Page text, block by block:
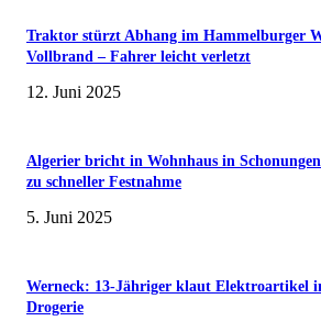
Traktor stürzt Abhang im Hammelburger
Vollbrand – Fahrer leicht verletzt
12. Juni 2025
Algerier bricht in Wohnhaus in
zu schneller Festnahme
5. Juni 2025
Werneck: 13-Jähriger klaut Elektroartikel
Drogerie